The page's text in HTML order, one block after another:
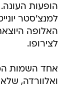
הופעות
האלופה
לצירופו.
אחד השמות
ואלוורדה,